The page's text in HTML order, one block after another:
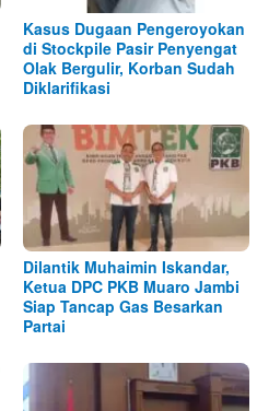
Kasus Dugaan Pengeroyokan
di Stockpile Pasir Penyengat
Olak Bergulir, Korban Sudah
Diklarifikasi
Dilantik Muhaimin Iskandar,
Ketua DPC PKB Muaro Jambi
Siap Tancap Gas Besarkan
Partai